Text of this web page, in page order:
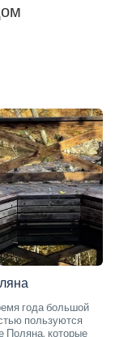
года большой
пользуются
Поляна, которые